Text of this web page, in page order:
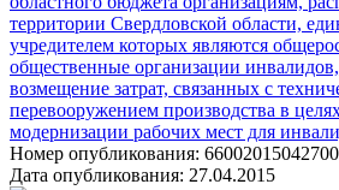
территории Свердловской области,
учредителем которых являются
общественные организации
возмещение затрат, связанных с
перевооружением производства в
модернизации рабочих мест для
Номер опубликования:
Дата опубликования: 27.04.2015